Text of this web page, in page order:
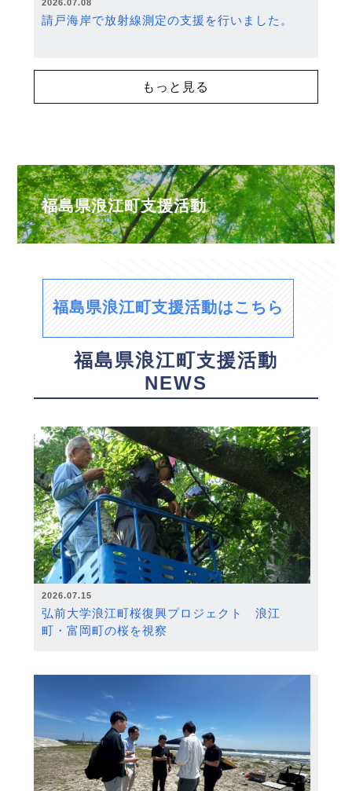
2026.07.08
請戸海岸で放射線測定の支援を行いました。
もっと見る
福島県浪江町支援活動
福島県浪江町支援活動はこちら
福島県浪江町支援活動
NEWS
2026.07.15
弘前大学浪江町桜復興プロジェクト 浪江
町・富岡町の桜を視察